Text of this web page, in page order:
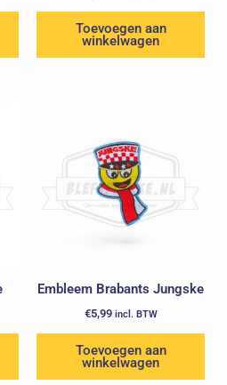
Toevoegen aan
winkelwagen
Embleem Brabants Jungske
€5,99 incl. BTW
Toevoegen aan
winkelwagen